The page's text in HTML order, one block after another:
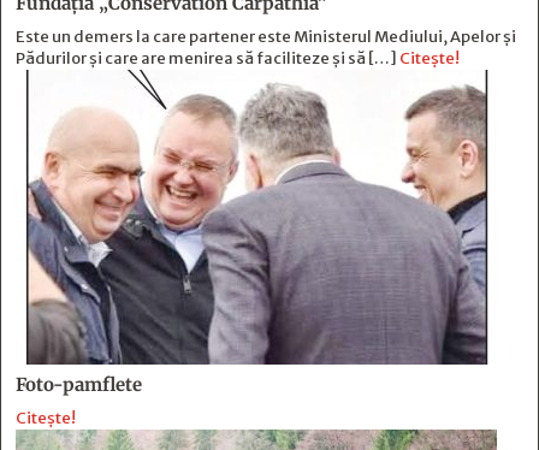
Este un demers la care partener este Ministerul Mediului, Apelor și
Pădurilor și care are menirea să faciliteze și să […] Citește!
Foto-pamflete
Citește!